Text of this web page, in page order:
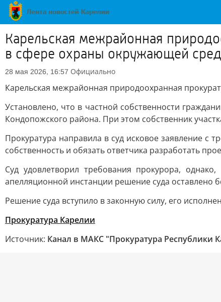
Карельская межрайонная
в сфере охраны окружающей
28 мая 2026, 16:57 Официально
Карельская межрайонная природоохранная
Установлено, что в частной собственности
Кондопожского района. При этом собственник
Прокуратура направила в суд исковое заявление с
собственность и обязать ответчика разработать
Суд удовлетворил требования прокурора,
апелляционной инстанции решение суда оставлено
Решение суда вступило в законную силу, его
Прокуратура Карелии
Источник: Канал в МАКС "Прокуратура Республики